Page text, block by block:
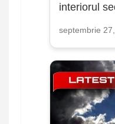
interiorul
septembrie